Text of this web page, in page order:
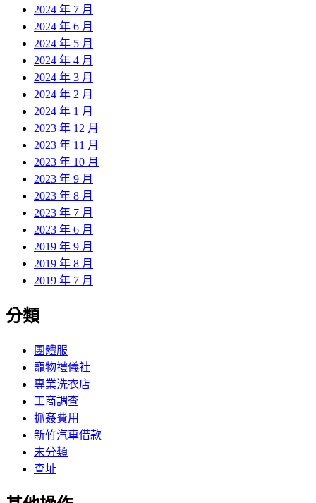
2024 年 7 月
2024 年 6 月
2024 年 5 月
2024 年 4 月
2024 年 3 月
2024 年 2 月
2024 年 1 月
2023 年 12 月
2023 年 11 月
2023 年 10 月
2023 年 9 月
2023 年 8 月
2023 年 7 月
2023 年 6 月
2019 年 9 月
2019 年 8 月
2019 年 7 月
分類
團體服
寵物禮儀社
專業洗衣店
工商調查
抓姦費用
新竹汽車借款
未分類
查址